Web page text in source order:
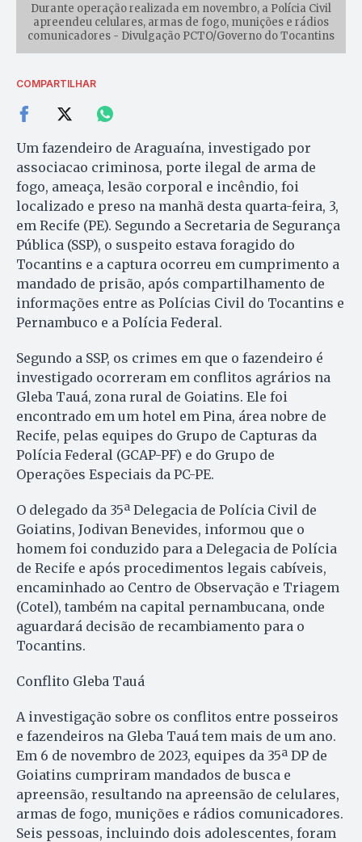
Durante operação realizada em novembro, a Polícia Civil
apreendeu celulares, armas de fogo, munições e rádios
comunicadores - Divulgação PCTO/Governo do Tocantins
COMPARTILHAR
Um fazendeiro de Araguaína, investigado por
associacao criminosa, porte ilegal de arma de
fogo, ameaça, lesão corporal e incêndio, foi
localizado e preso na manhã desta quarta-feira, 3,
em Recife (PE). Segundo a Secretaria de Segurança
Pública (SSP), o suspeito estava foragido do
Tocantins e a captura ocorreu em cumprimento a
mandado de prisão, após compartilhamento de
informações entre as Polícias Civil do Tocantins e
Pernambuco e a Polícia Federal.
Segundo a SSP, os crimes em que o fazendeiro é
investigado ocorreram em conflitos agrários na
Gleba Tauá, zona rural de Goiatins. Ele foi
encontrado em um hotel em Pina, área nobre de
Recife, pelas equipes do Grupo de Capturas da
Polícia Federal (GCAP-PF) e do Grupo de
Operações Especiais da PC-PE.
O delegado da 35ª Delegacia de Polícia Civil de
Goiatins, Jodivan Benevides, informou que o
homem foi conduzido para a Delegacia de Polícia
de Recife e após procedimentos legais cabíveis,
encaminhado ao Centro de Observação e Triagem
(Cotel), também na capital pernambucana, onde
aguardará decisão de recambiamento para o
Tocantins.
Conflito Gleba Tauá
A investigação sobre os conflitos entre posseiros
e fazendeiros na Gleba Tauá tem mais de um ano.
Em 6 de novembro de 2023, equipes da 35ª DP de
Goiatins cumpriram mandados de busca e
apreensão, resultando na apreensão de celulares,
armas de fogo, munições e rádios comunicadores.
Seis pessoas, incluindo dois adolescentes, foram